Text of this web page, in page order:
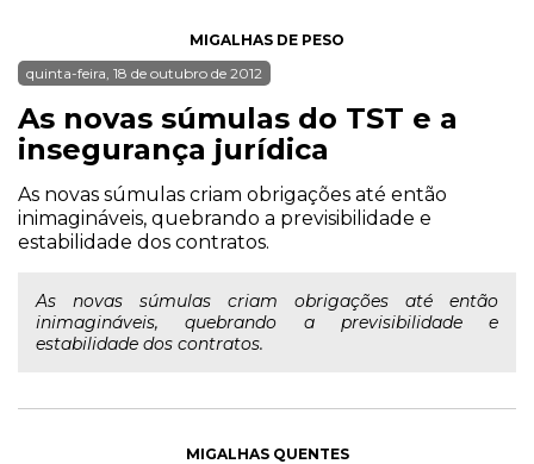
MIGALHAS DE PESO
quinta-feira, 18 de outubro de 2012
As novas súmulas do TST e a
insegurança jurídica
As novas súmulas criam obrigações até então
inimagináveis, quebrando a previsibilidade e
estabilidade dos contratos.
As novas súmulas criam obrigações até então
inimagináveis, quebrando a previsibilidade e
estabilidade dos contratos.
MIGALHAS QUENTES